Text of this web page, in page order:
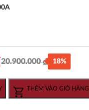
20.900.000₫
Giá
gốc
là:
Giá
hiện
tại
18%
THÊM VÀO GIỎ HÀNG